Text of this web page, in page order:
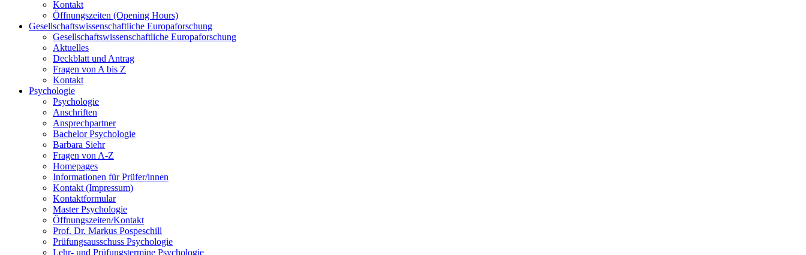
Kontakt
Öffnungszeiten (Opening Hours)
Gesellschaftswissenschaftliche Europaforschung
Gesellschaftswissenschaftliche Europaforschung
Aktuelles
Deckblatt und Antrag
Fragen von A bis Z
Kontakt
Psychologie
Psychologie
Anschriften
Ansprechpartner
Bachelor Psychologie
Barbara Siehr
Fragen von A-Z
Homepages
Informationen für Prüfer/innen
Kontakt (Impressum)
Kontaktformular
Master Psychologie
Öffnungszeiten/Kontakt
Prof. Dr. Markus Pospeschill
Prüfungsausschuss Psychologie
Lehr- und Prüfungstermine Psychologie